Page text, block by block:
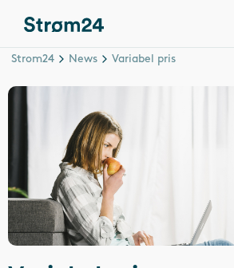
Strom24 News Variabel pris